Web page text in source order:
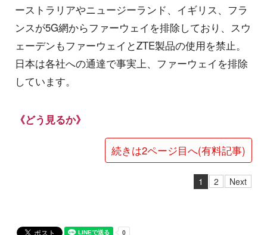
ーストラリアやニュージーランド、イギリス、フラ
ンスが5G網からファーウェイを排除しており、スウ
ェーデンもファーウェイとZTE製品の使用を禁止。
日本は各社への通達で事実上、ファーウェイを排除
しています。
《どう見るか》
続きは2ページ目へ(有料記事)
1 2 Next